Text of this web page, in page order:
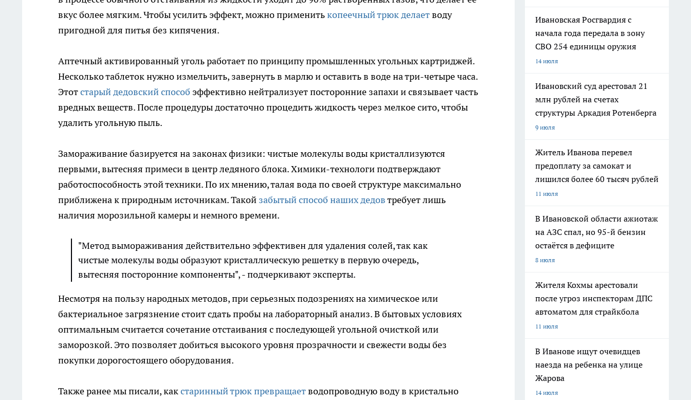
вкус более мягким. Чтобы усилить эффект, можно применитькопеечный трюк делаетводу
пригодной для питья без кипячения.
Аптечный активированный уголь работает по принципу промышленных угольных картриджей.
Несколько таблеток нужно измельчить, завернуть в марлю и оставить в воде на три-четыре часа.
Этотстарый дедовский способ эффективно нейтрализует посторонние запахи и связывает часть
вредных веществ. После процедуры достаточно процедить жидкость через мелкое сито, чтобы
удалить угольную пыль.
Замораживание базируется на законах физики: чистые молекулы воды кристаллизуются
первыми, вытесняя примеси в центр ледяного блока. Химики-технологи подтверждают
работоспособность этой техники. По их мнению, талая вода по своей структуре максимально
приближена к природным источникам. Такой забытый способ наших дедовтребует лишь
наличия морозильной камеры и немного времени.
"Метод вымораживания действительно эффективен для удаления солей, так как
чистые молекулы воды образуют кристаллическую решетку в первую очередь,
вытесняя посторонние компоненты", - подчеркивают эксперты.
Несмотря на пользу народных методов, при серьезных подозрениях на химическое или
бактериальное загрязнение стоит сдать пробы на лабораторный анализ. В бытовых условиях
оптимальным считается сочетание отстаивания с последующей угольной очисткой или
заморозкой. Это позволяет добиться высокого уровня прозрачности и свежести воды без
покупки дорогостоящего оборудования.
Также ранее мы писали, какстаринный трюк превращаетводопроводную воду в кристально
Ивановская Росгвардия с
начала года передала в зону
СВО 254 единицы оружия
14 июля
Ивановский суд арестовал 21
млн рублей на счетах
структуры Аркадия Ротенберга
9 июля
Житель Иванова перевел
предоплату за самокат и
лишился более 60 тысяч рублей
11 июля
В Ивановской области ажиотаж
на АЗС спал, но 95-й бензин
остаётся в дефиците
8 июля
Жителя Кохмы арестовали
после угроз инспекторам ДПС
автоматом для страйкбола
11 июля
В Иванове ищут очевидцев
наезда на ребенка на улице
Жарова
14 июля